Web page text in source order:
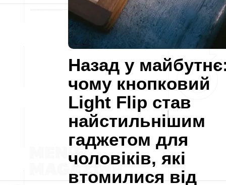
Назад у
чому кнопковий
Light Flip став
найстильнішим
гаджетом для
чоловіків, які
втомилися від